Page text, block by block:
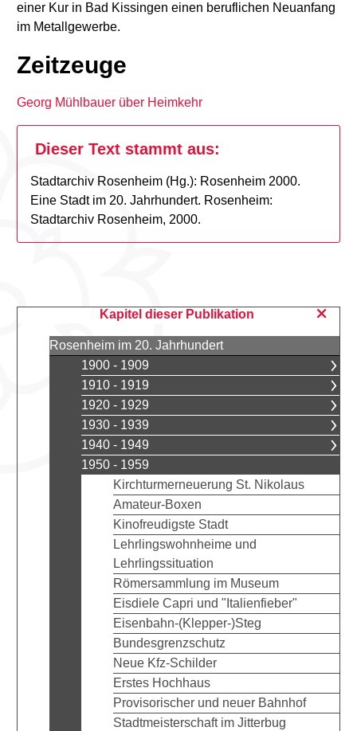
einer Kur in Bad Kissingen einen beruflichen Neuanfang
im Metallgewerbe.
Zeitzeuge
Georg Mühlbauer über Heimkehr
Dieser Text stammt aus:
Stadtarchiv Rosenheim (Hg.): Rosenheim 2000.
Eine Stadt im 20. Jahrhundert. Rosenheim:
Stadtarchiv Rosenheim, 2000.
Kapitel dieser Publikation
Rosenheim im 20. Jahrhundert
1900 - 1909
1910 - 1919
1920 - 1929
1930 - 1939
1940 - 1949
1950 - 1959
Kirchturmerneuerung St. Nikolaus
Amateur-Boxen
Kinofreudigste Stadt
Lehrlingswohnheime und
Lehrlingssituation
Römersammlung im Museum
Eisdiele Capri und "Italienfieber"
Eisenbahn-(Klepper-)Steg
Bundesgrenzschutz
Neue Kfz-Schilder
Erstes Hochhaus
Provisorischer und neuer Bahnhof
Stadtmeisterschaft im Jitterbug